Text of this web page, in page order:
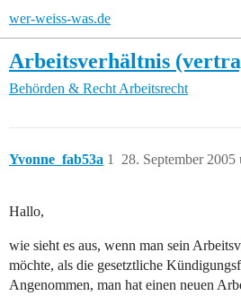
wer-weiss-was.de
Arbeitsverhältnis
Behörden & Recht Arbeitsrecht
Yvonne_fab53a 28. September 2005
1
Hallo,
wie sieht es aus, wenn man sein
möchte, als die gesetztliche
Angenommen, man hat einen neuen